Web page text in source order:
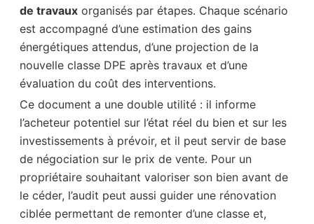
de travaux organisés par étapes. Chaque scénario
est accompagné d’une estimation des gains
énergétiques attendus, d’une projection de la
nouvelle classe DPE après travaux et d’une
évaluation du coût des interventions.
Ce document a une double utilité : il informe
l’acheteur potentiel sur l’état réel du bien et sur les
investissements à prévoir, et il peut servir de base
de négociation sur le prix de vente. Pour un
propriétaire souhaitant valoriser son bien avant de
le céder, l’audit peut aussi guider une rénovation
ciblée permettant de remonter d’une classe et,